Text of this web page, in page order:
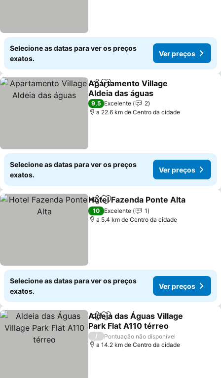
Selecione as datas para ver os preços
exatos.
Ver preços
PartilharAdicionar aos favoritos
Apartamento Village
Aldeia das águas
Ver preços
9,5 Excelente
2
a 22.6 km de Centro da cidade
Selecione as datas para ver os preços
exatos.
Ver preços
PartilharAdicionar aos favoritos
Hotel Fazenda Ponte Alta
10 Excelente
1
a 5.4 km de Centro da cidade
Selecione as datas para ver os preços
exatos.
Ver preços
PartilharAdicionar aos favoritos
Aldeia das Águas Village
Park Flat A110 térreo
Ver preços
/
Pontuação não disponível
a 14.2 km de Centro da cidade